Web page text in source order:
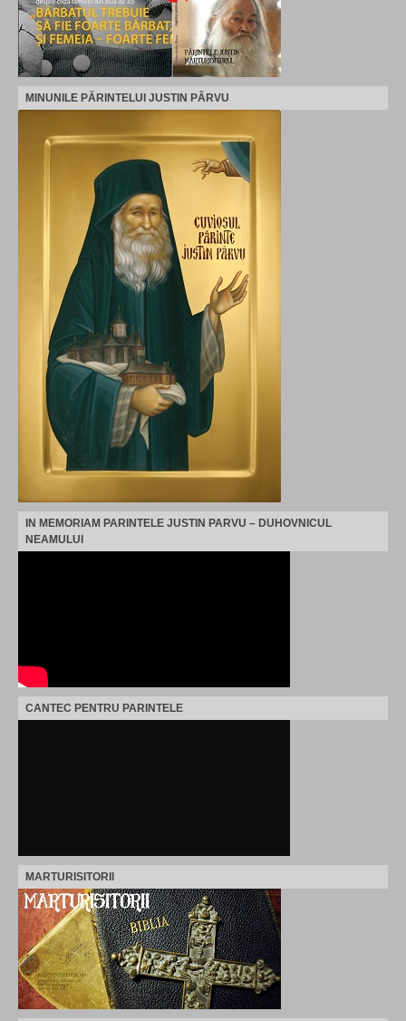
MINUNILE PĂRINTELUI JUSTIN PÂRVU
IN MEMORIAM PARINTELE JUSTIN PARVU – DUHOVNICUL
NEAMULUI
CANTEC PENTRU PARINTELE
MARTURISITORII